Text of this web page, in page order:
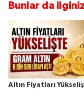
Bunlar da
Altın Fiyatları